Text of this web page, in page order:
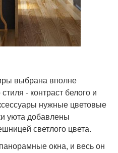
выбрана вполне
- контраст белого и
нужные цветовые
уюта добавлены
светлого цвета.
окна, и весь он